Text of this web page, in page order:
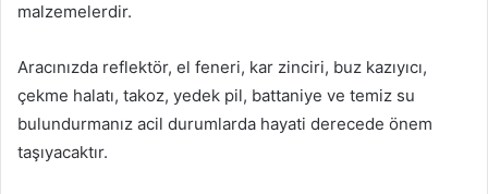
malzemelerdir.
Aracınızda reflektör, el feneri, kar zinciri, buz kazıyıcı,
çekme halatı, takoz, yedek pil, battaniye ve temiz su
bulundurmanız acil durumlarda hayati derecede önem
taşıyacaktır.